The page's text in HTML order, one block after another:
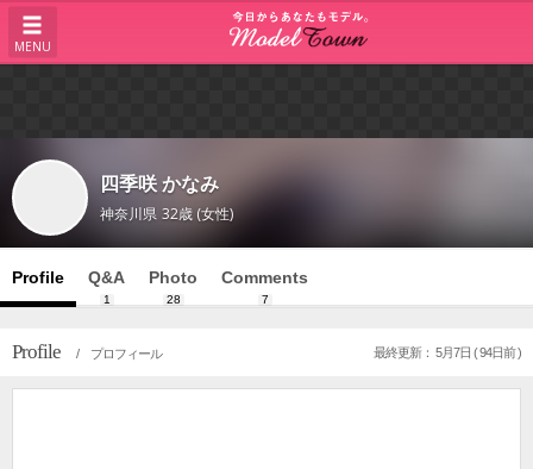
MENU
四季咲 かなみ
神奈川県 32歳 (女性)
Profile Q&A
1
Photo
28
Comments
7
Profile / プロフィール 最終更新： 5月7日 ( 94日前 )